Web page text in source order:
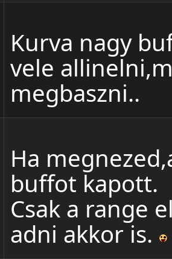
Kurva nagy
vele
megbaszni..
Ha
buffot kapott.
Csak a range
adni akkor is.